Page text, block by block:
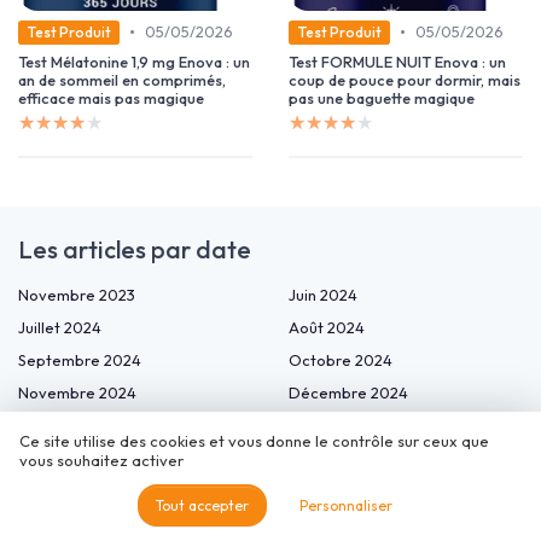
Test Produit •
05/05/2026
Test Mélatonine 1,9 mg Enova : un
an de sommeil en comprimés,
efficace mais pas magique
★★★★★
★★★★★
Test Produit •
05/05/2026
Test FORMULE NUIT Enova : un
coup de pouce pour dormir, mais
pas une baguette magique
★★★★★
★★★★★
Les articles par date
Novembre 2023
Juin 2024
Juillet 2024
Août 2024
Septembre 2024
Octobre 2024
Novembre 2024
Décembre 2024
Mars 2025
Ce site utilise des cookies et vous donne le contrôle sur ceux que
vous souhaitez activer
Tout accepter Personnaliser